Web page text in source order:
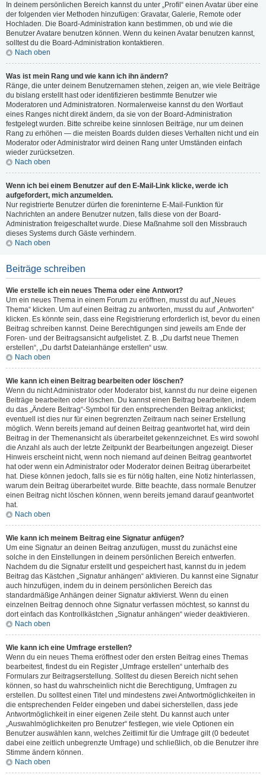
In deinem persönlichen Bereich kannst du unter „Profil“ einen Avatar über eine
der folgenden vier Methoden hinzufügen: Gravatar, Galerie, Remote oder
Hochladen. Die Board-Administration kann bestimmen, ob und wie die
Benutzer Avatare benutzen können. Wenn du keinen Avatar benutzen kannst,
solltest du die Board-Administration kontaktieren.
Nach oben
Was ist mein Rang und wie kann ich ihn ändern?
Ränge, die unter deinem Benutzernamen stehen, zeigen an, wie viele Beiträge
du bislang erstellt hast oder identifizieren bestimmte Benutzer wie
Moderatoren und Administratoren. Normalerweise kannst du den Wortlaut
eines Ranges nicht direkt ändern, da sie von der Board-Administration
festgelegt wurden. Bitte schreibe keine sinnlosen Beiträge, nur um deinen
Rang zu erhöhen — die meisten Boards dulden dieses Verhalten nicht und ein
Moderator oder Administrator wird deinen Rang unter Umständen einfach
wieder zurücksetzen.
Nach oben
Wenn ich bei einem Benutzer auf den E-Mail-Link klicke, werde ich
aufgefordert, mich anzumelden.
Nur registrierte Benutzer dürfen die foreninterne E-Mail-Funktion für
Nachrichten an andere Benutzer nutzen, falls diese von der Board-
Administration freigeschaltet wurde. Diese Maßnahme soll den Missbrauch
dieses Systems durch Gäste verhindern.
Nach oben
Beiträge schreiben
Wie erstelle ich ein neues Thema oder eine Antwort?
Um ein neues Thema in einem Forum zu eröffnen, musst du auf „Neues
Thema“ klicken. Um auf einen Beitrag zu antworten, musst du auf „Antworten“
klicken. Es könnte sein, dass eine Registrierung erforderlich ist, bevor du einen
Beitrag schreiben kannst. Deine Berechtigungen sind jeweils am Ende der
Foren- und der Beitragsansicht aufgelistet. Z. B. „Du darfst neue Themen
erstellen“, „Du darfst Dateianhänge erstellen“ usw.
Nach oben
Wie kann ich einen Beitrag bearbeiten oder löschen?
Wenn du nicht Administrator oder Moderator bist, kannst du nur deine eigenen
Beiträge bearbeiten oder löschen. Du kannst einen Beitrag bearbeiten, indem
du das „Ändere Beitrag“-Symbol für den entsprechenden Beitrag anklickst;
eventuell ist dies nur für einen begrenzten Zeitraum nach seiner Erstellung
möglich. Wenn bereits jemand auf deinen Beitrag geantwortet hat, wird dein
Beitrag in der Themenansicht als überarbeitet gekennzeichnet. Es wird sowohl
die Anzahl als auch der letzte Zeitpunkt der Bearbeitungen angezeigt. Dieser
Hinweis erscheint nicht, wenn noch niemand auf deinen Beitrag geantwortet
hat oder wenn ein Administrator oder Moderator deinen Beitrag überarbeitet
hat. Diese können jedoch, falls sie es für nötig halten, eine Notiz hinterlassen,
warum dein Beitrag überarbeitet wurde. Bitte beachte, dass normale Benutzer
einen Beitrag nicht löschen können, wenn bereits jemand darauf geantwortet
hat.
Nach oben
Wie kann ich meinem Beitrag eine Signatur anfügen?
Um eine Signatur an deinen Beitrag anzufügen, musst du zunächst eine
solche in den Einstellungen in deinem persönlichen Bereich entwerfen.
Nachdem du die Signatur erstellt und gespeichert hast, kannst du in jedem
Beitrag das Kästchen „Signatur anhängen“ aktivieren. Du kannst eine Signatur
auch hinzufügen, indem du in deinem persönlichen Bereich das
standardmäßige Anhängen deiner Signatur aktivierst. Wenn du einen
einzelnen Beitrag dennoch ohne Signatur verfassen möchtest, so kannst du
dort einfach das Kontrollkästchen „Signatur anhängen“ wieder deaktivieren.
Nach oben
Wie kann ich eine Umfrage erstellen?
Wenn du ein neues Thema eröffnest oder den ersten Beitrag eines Themas
bearbeitest, findest du ein Register „Umfrage erstellen“ unterhalb des
Formulars zur Beitragserstellung. Solltest du diesen Bereich nicht sehen
können, so hast du wahrscheinlich nicht die Berechtigung, Umfragen zu
erstellen. Du solltest einen Titel und mindestens zwei Antwortmöglichkeiten in
die entsprechenden Felder eingeben und dabei sicherstellen, dass jede
Antwortmöglichkeit in einer eigenen Zeile steht. Du kannst auch unter
„Auswahlmöglichkeiten pro Benutzer“ festlegen, wie viele Optionen ein
Benutzer auswählen kann, welches Zeitlimit für die Umfrage gilt (0 bedeutet
dabei eine zeitlich unbegrenzte Umfrage) und schließlich, ob die Benutzer ihre
Stimme ändern können.
Nach oben